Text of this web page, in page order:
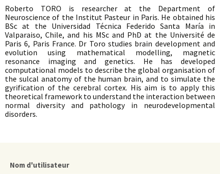
Roberto TORO is researcher at the Department of
Neuroscience of the Institut Pasteur in Paris. He obtained his
BSc at the Universidad Técnica Federido Santa María in
Valparaiso, Chile, and his MSc and PhD at the Université de
Paris 6, Paris France. Dr Toro studies brain development and
evolution using mathematical modelling, magnetic
resonance imaging and genetics. He has developed
computational models to describe the global organisation of
the sulcal anatomy of the human brain, and to simulate the
gyrification of the cerebral cortex. His aim is to apply this
theoretical framework to understand the interaction between
normal diversity and pathology in neurodevelopmental
disorders.
Nom d'utilisateur